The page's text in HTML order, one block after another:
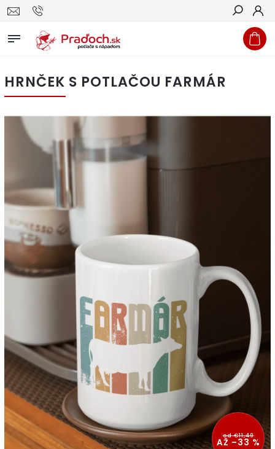
Hľadať
HRNČEK S POTLAČOU FARMÁR
od €11,49
AŽ –33 %